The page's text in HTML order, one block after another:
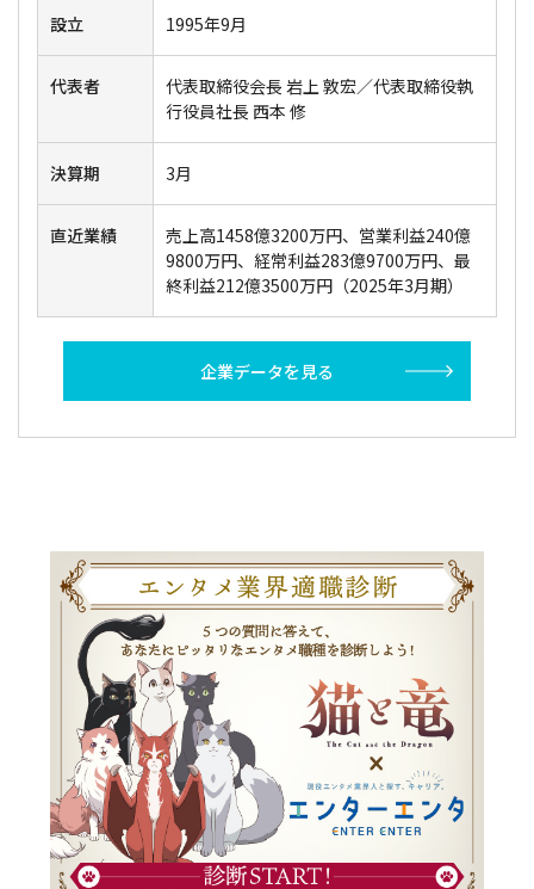
設立 1995年9月
代表者
代表取締役会長 岩上 敦宏／代表取締役執
行役員社長 西本 修
決算期 3月
直近業績
売上高1458億3200万円、営業利益240億
9800万円、経常利益283億9700万円、最
終利益212億3500万円（2025年3月期）
企業データを見る